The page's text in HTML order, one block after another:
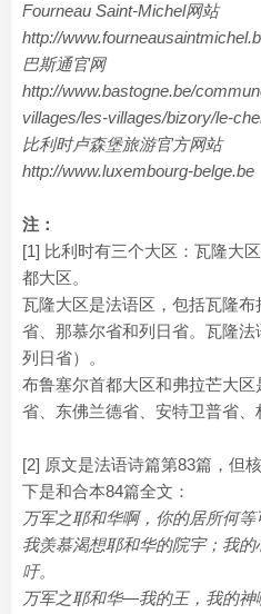
Fourneau Saint-Michel网站
http://
巴斯通官网
http://www.bastogne.be/
villages/les-villages/bizory/le-
比利时卢森堡旅游官方网站
http://www.luxembourg-belge.be
注：
[1] 比利时有三个大区：瓦隆大
都大区。
瓦隆大区是法语区，包括瓦隆
省、那慕尔省和列日省。瓦隆
列日省）。
布鲁塞尔首都大区和弗拉芒大
省、东佛兰德省、安特卫普省、
[2] 原文是法语诗篇第83篇，但
下是和合本84篇全文：
万军之耶和华啊，你的居所何等
我羡慕渴想耶和华的院宇；我
吁。
万军之耶和华―我的王，我的